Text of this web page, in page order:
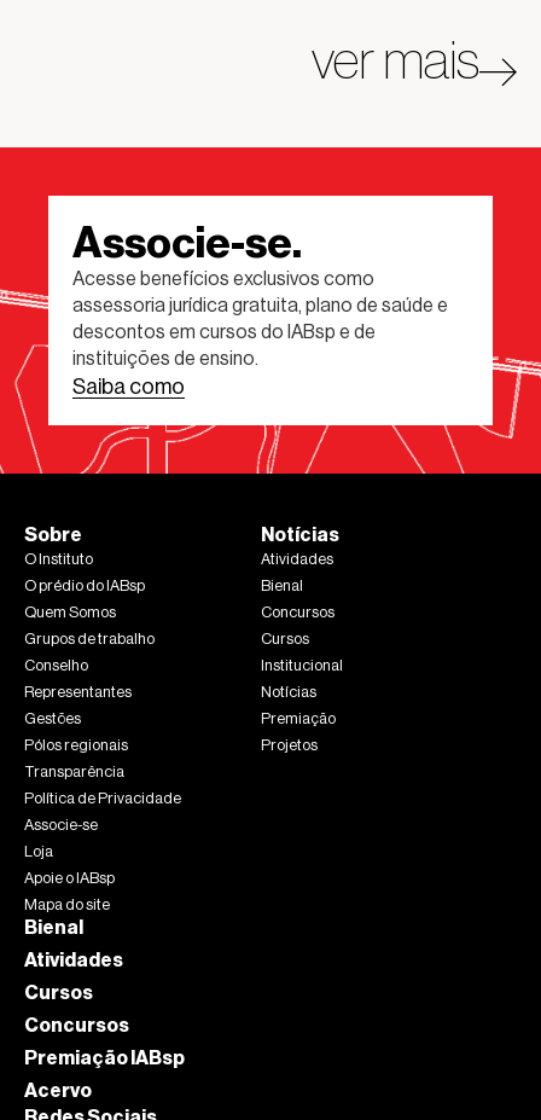
ver mais
Associe-se.
Acesse benefícios exclusivos como
assessoria jurídica gratuita, plano de saúde e
descontos em cursos do IABsp e de
instituições de ensino.
Saiba como
Sobre
O Instituto
O prédio do IABsp
Quem Somos
Grupos de trabalho
Conselho
Representantes
Gestões
Pólos regionais
Transparência
Política de Privacidade
Associe-se
Loja
Apoie o IABsp
Mapa do site
Notícias
Atividades
Bienal
Concursos
Cursos
Institucional
Notícias
Premiação
Projetos
Bienal
Atividades
Cursos
Concursos
Premiação IABsp
Acervo